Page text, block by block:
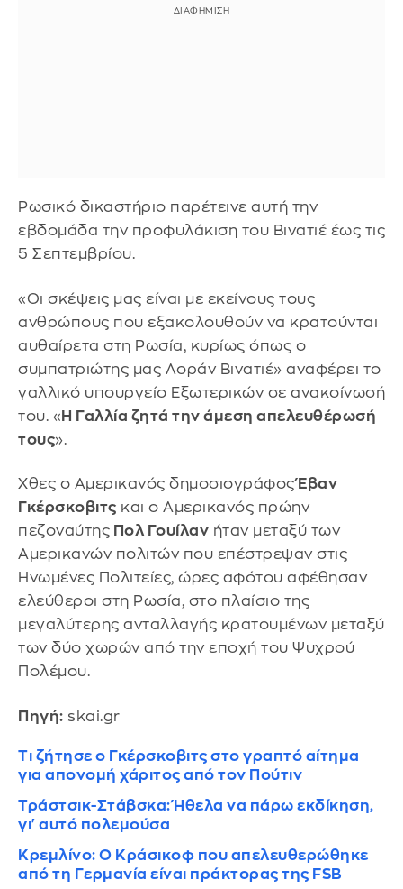
Ρωσικό δικαστήριο παρέτεινε αυτή την
εβδομάδα την προφυλάκιση του Βινατιέ έως τις
5 Σεπτεμβρίου.
«Οι σκέψεις μας είναι με εκείνους τους
ανθρώπους που εξακολουθούν να κρατούνται
αυθαίρετα στη Ρωσία, κυρίως όπως ο
συμπατριώτης μας Λοράν Βινατιέ» αναφέρει το
γαλλικό υπουργείο Εξωτερικών σε ανακοίνωσή
του. « Η Γαλλία ζητά την άμεση απελευθέρωσή
τους».
Χθες ο Αμερικανός δημοσιογράφοςΈβαν
Γκέρσκοβιτς και ο Αμερικανός πρώην
πεζοναύτης Πολ Γουίλαν ήταν μεταξύ των
Αμερικανών πολιτών που επέστρεψαν στις
Ηνωμένες Πολιτείες, ώρες αφότου αφέθησαν
ελεύθεροι στη Ρωσία, στο πλαίσιο της
μεγαλύτερης ανταλλαγής κρατουμένων μεταξύ
των δύο χωρών από την εποχή του Ψυχρού
Πολέμου.
Πηγή: skai.gr
Τι ζήτησε ο Γκέρσκοβιτς στο γραπτό αίτημα
για απονομή χάριτος από τον Πούτιν
Τράστσικ-Στάβσκα: Ήθελα να πάρω εκδίκηση,
γι' αυτό πολεμούσα
Κρεμλίνο: Ο Κράσικοφ που απελευθερώθηκε
από τη Γερμανία είναι πράκτορας της FSB